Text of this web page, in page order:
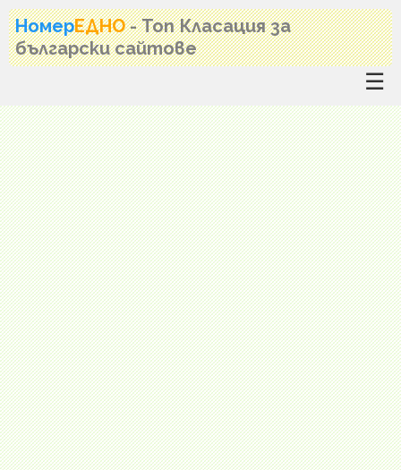
НомерЕДНО - Топ Класация за
български сайтове
☰